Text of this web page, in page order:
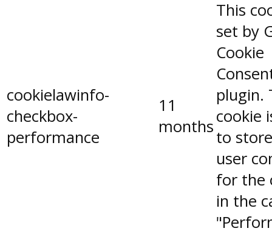
cookielawinfo-
checkbox-
performance
11
months
This
set by
Cookie
plugin.
cookie
to
user
for the
in the